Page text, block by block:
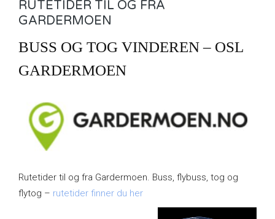
RUTETIDER TIL OG FRA
GARDERMOEN
BUSS OG TOG VINDEREN – OSL
GARDERMOEN
Rutetider til og fra Gardermoen. Buss, flybuss, tog og
flytog – rutetider finner du her